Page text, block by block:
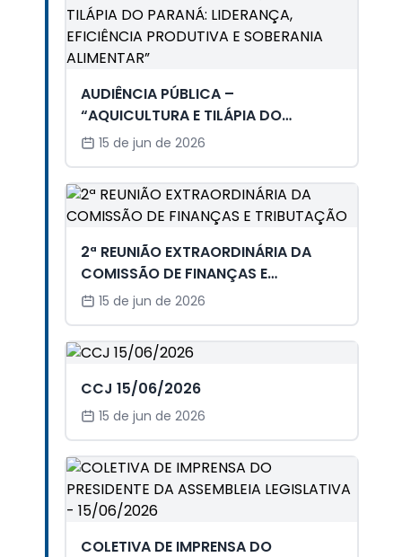
AUDIÊNCIA PÚBLICA –
“AQUICULTURA E TILÁPIA DO
PARANÁ: LIDERANÇA, EFICIÊNCIA
ALIMENTAR”
15 de jun de 2026
2ª REUNIÃO EXTRAORDINÁRIA DA
COMISSÃO DE FINANÇAS E
TRIBUTAÇÃO
15 de jun de 2026
CCJ 15/06/2026
15 de jun de 2026
COLETIVA DE IMPRENSA DO